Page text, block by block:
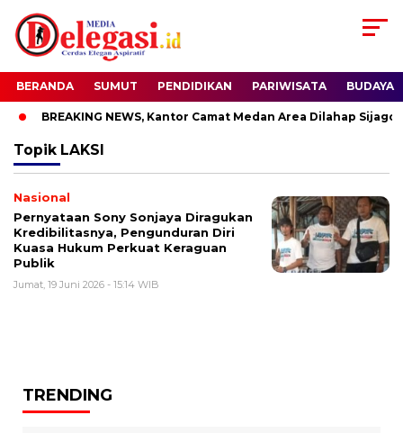
BERANDA SUMUT PENDIDIKAN PARIWISATA BUDAYA
BREAKING NEWS, Kantor Camat Medan Area Dilahap Sijago
Topik LAKSI
Nasional
Pernyataan Sony Sonjaya Diragukan
Kredibilitasnya, Pengunduran Diri
Kuasa Hukum Perkuat Keraguan
Publik
Jumat, 19 Juni 2026 - 15:14 WIB
TRENDING